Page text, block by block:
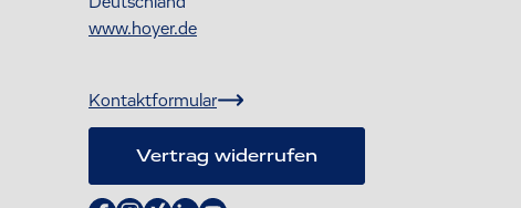
www.hoyer.de
Kontaktformular
Vertrag widerrufen